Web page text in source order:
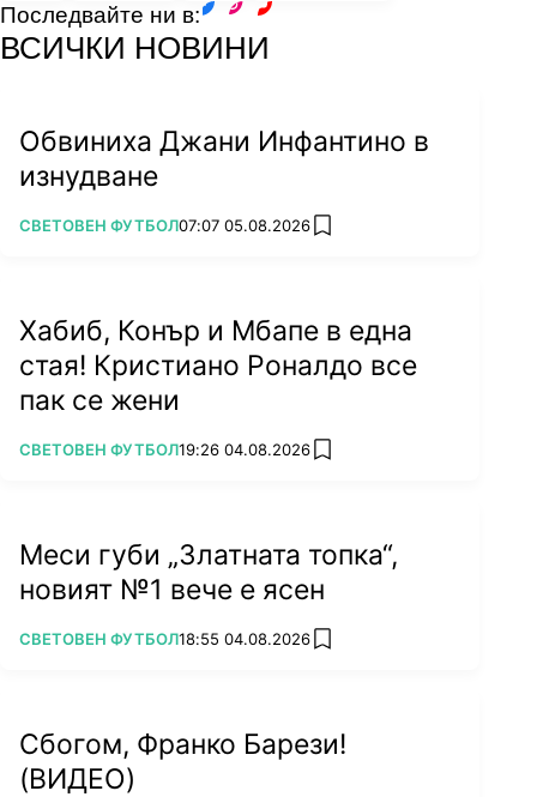
Последвайте ни в:
ВСИЧКИ НОВИНИ
Обвиниха Джани Инфантино в
изнудване
ПОВЕЧЕ ОТ
СВЕТОВЕН ФУТБОЛ07:07 05.08.2026 add favorites
Хабиб, Конър и Мбапе в една
стая! Кристиано Роналдо все
пак се жени
ПОВЕЧЕ ОТ
СВЕТОВЕН ФУТБОЛ19:26 04.08.2026 add favorites
Меси губи „Златната топка“,
новият №1 вече е ясен
ПОВЕЧЕ ОТ
СВЕТОВЕН ФУТБОЛ18:55 04.08.2026 add favorites
Сбогом, Франко Барези!
(ВИДЕО)